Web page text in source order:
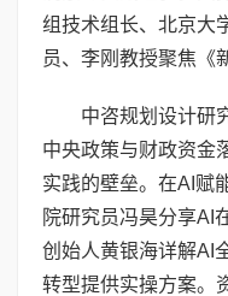
组技术组长、北京大
员、李刚教授聚焦《
中咨规划设计研
中央政策与财政资金
实践的壁垒。在AI赋
院研究员冯昊分享AI
创始人黄银海详解AI
转型提供实操方案。